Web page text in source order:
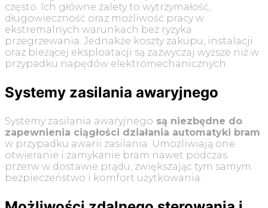
często. Ich główne zalety to wytrzymałość,
długowieczność oraz możliwość pracy w
ekstremalnych warunkach bez ryzyka
przegrzewania. Jednakże koszty zakupu, instalacji
oraz bieżącej eksploatacji są zazwyczaj wyższe niż w
przypadku napędów elektromechanicznych.
Systemy zasilania awaryjnego
Systemy zasilania awaryjnego są niezbędne do
zapewnienia ciągłości działania automatyki bram
w przypadku awarii zasilania. Umożliwiają one
otwieranie i zamykanie bram nawet podczas
przerw w dostawie prądu, zwiększając tym samym
bezpieczeństwo i komfort użytkowania.